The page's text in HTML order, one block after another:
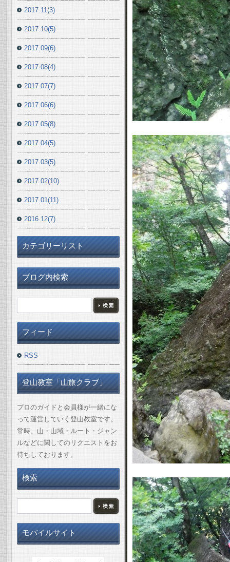
2017.11(3)
2017.10(5)
2017.09(6)
2017.08(4)
2017.07(7)
2017.06(6)
2017.05(8)
2017.04(5)
2017.03(5)
2017.02(10)
2017.01(11)
2016.12(7)
カテゴリーリスト
ブログ内検索
フィード
RSS
登山教室「山旅クラブ」
プロのガイドと会員様が一緒にな
って運営していく登山教室です。
常時、山・山域・ルート・ジャン
ルなどに関してのリクエストをお
待ちしております。
検索
モバイルサイト